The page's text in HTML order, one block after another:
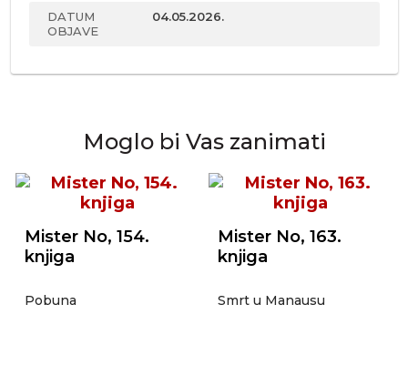
DATUM
OBJAVE
04.05.2026.
Moglo bi Vas zanimati
Mister No, 154.
knjiga
Pobuna
Mister No, 163.
knjiga
Smrt u Manausu